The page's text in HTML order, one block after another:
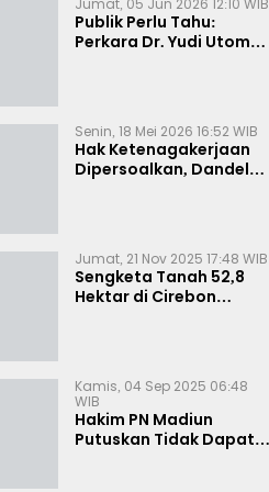
Jumat, 05 Jun 2026 12:10 WIB
Publik Perlu Tahu:
Perkara Dr. Yudi Utomo
Resmi
Senin, 18 Mei 2026 16:52 WIB
Hak Ketenagakerjaan
Dipersoalkan, Dandel
Jumat, 21 Nov 2025 17:48 WIB
Sengketa Tanah 52,8
Hektar di Cirebon
Kamis, 04 Sep 2025 06:48
WIB
Hakim PN Madiun
Putuskan Tidak Dapat